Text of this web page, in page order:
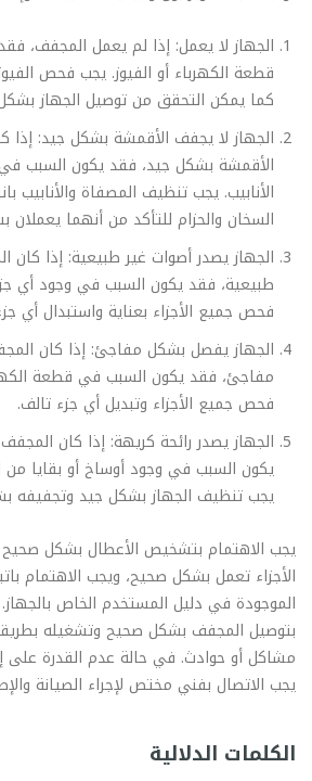
الجهاز لا يعمل: إذا لم يعمل المجفف،
قطعة الكهرباء أو الفيوز. يجب فحص الفيوز
كما يمكن التحقق من توصيل الجهاز
الجهاز لا يجفف الأقمشة بشكل جيد: إذا
الأقمشة بشكل جيد، فقد يكون السبب
الأنابيب. يجب تنظيف المصفاة
السخان والحزام للتأكد من أنهما
الجهاز يصدر أصوات غير طبيعية: إذا
طبيعية، فقد يكون السبب في وجود أي
فحص جميع الأجزاء بعناية واستبدال أي
الجهاز يفصل بشكل مفاجئ: إذا كان
مفاجئ، فقد يكون السبب في قطعة
فحص جميع الأجزاء وتبديل أي جزء تالف.
الجهاز يصدر رائحة كريهة: إذا كان
يكون السبب في وجود أوساخ أو بقايا
يجب تنظيف الجهاز بشكل جيد وتجفيفه
يجب الاهتمام بتشخيص الأعطال بشكل صحيح
الأجزاء تعمل بشكل صحيح، ويجب الاهتمام
الموجودة في دليل المستخدم الخاص
بتوصيل المجفف بشكل صحيح وتشغيله
مشاكل أو حوادث. في حالة عدم القدرة على
يجب الاتصال بفني مختص لإجراء الصيانة
الكلمات الدلالية